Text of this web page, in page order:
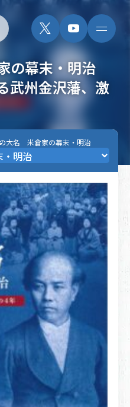
の幕末・明治
武州金沢藩、激
大名 米倉家の幕末・明治